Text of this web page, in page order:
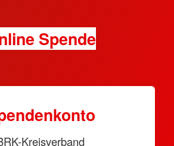
Spende
Kreisverband